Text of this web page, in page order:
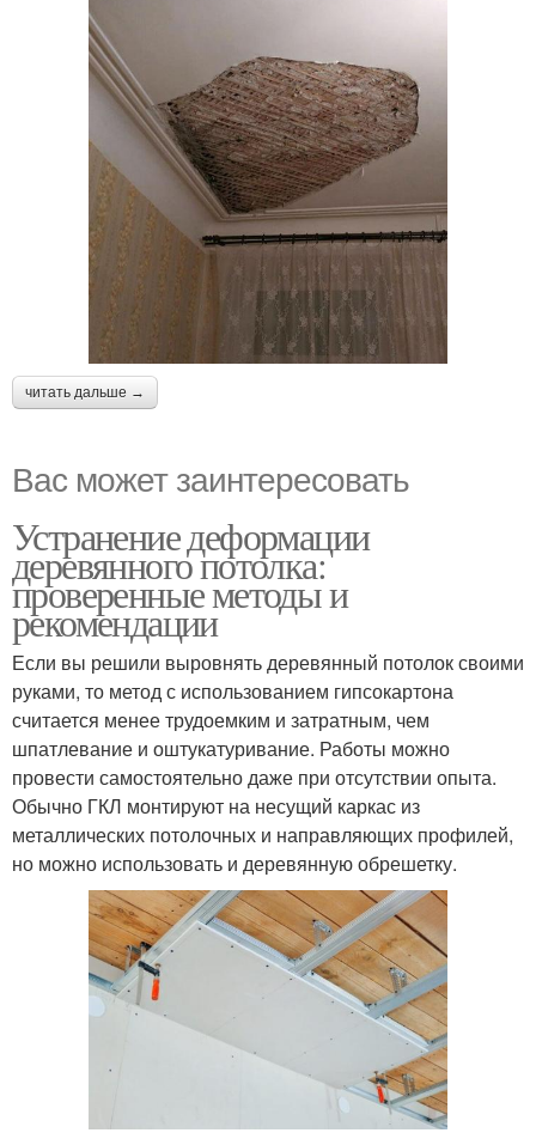
читать дальше →
Вас может заинтересовать
Устранение деформации
деревянного потолка:
проверенные методы и
рекомендации
Если вы решили выровнять деревянный потолок своими
руками, то метод с использованием гипсокартона
считается менее трудоемким и затратным, чем
шпатлевание и оштукатуривание. Работы можно
провести самостоятельно даже при отсутствии опыта.
Обычно ГКЛ монтируют на несущий каркас из
металлических потолочных и направляющих профилей,
но можно использовать и деревянную обрешетку.